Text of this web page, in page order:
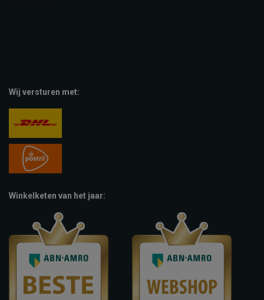
Wij versturen met:
Winkelketen van het jaar: